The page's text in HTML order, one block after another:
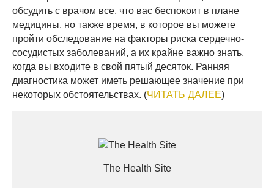
обсудить с врачом все, что вас беспокоит в плане
медицины, но также время, в которое вы можете
пройти обследование на факторы риска сердечно-
сосудистых заболеваний, а их крайне важно знать,
когда вы входите в свой пятый десяток. Ранняя
диагностика может иметь решающее значение при
некоторых обстоятельствах. (ЧИТАТЬ ДАЛЕЕ)
The Health Site